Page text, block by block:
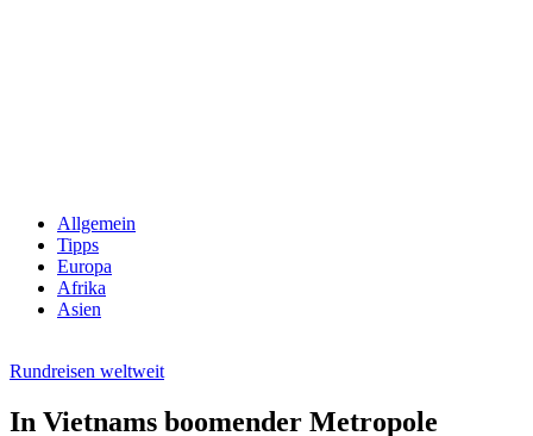
Allgemein
Tipps
Europa
Afrika
Asien
Rundreisen weltweit
In Vietnams boomender Metropole